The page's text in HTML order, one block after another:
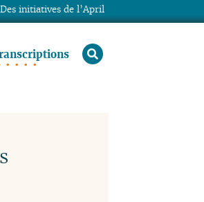
rechercher
Des initiatives de l’April